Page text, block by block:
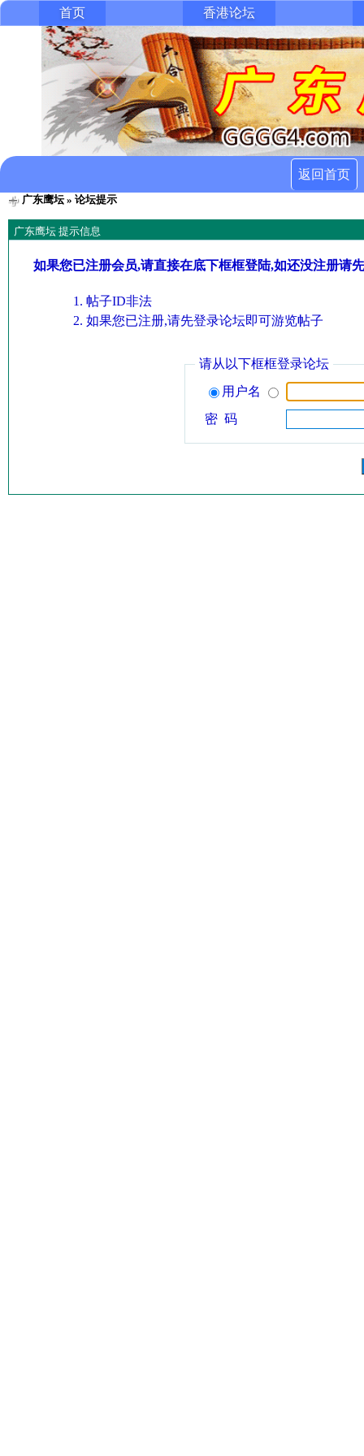
首页 香港论坛
返回首页
广东鹰坛» 论坛提示
广东鹰坛 提示信息
如果您已注册会员,请直接在底下框框登陆,如还没注册请
帖子ID非法
如果您已注册,请先登录论坛即可游览帖子
请从以下框框登录论坛
用户名
密 码